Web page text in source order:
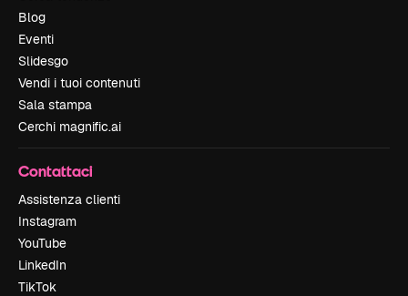
Blog
Eventi
Slidesgo
Vendi i tuoi contenuti
Sala stampa
Cerchi magnific.ai
Contattaci
Assistenza clienti
Instagram
YouTube
LinkedIn
TikTok